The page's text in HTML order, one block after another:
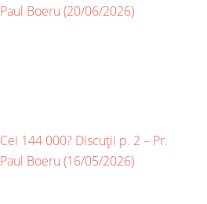
Paul Boeru (20/06/2026)
Cei 144 000? Discuții p. 2 – Pr.
Paul Boeru (16/05/2026)